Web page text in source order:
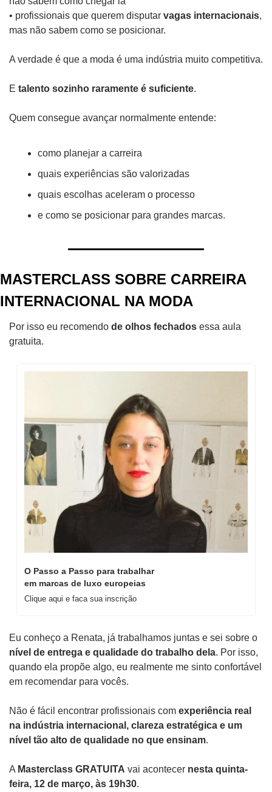
• profissionais que querem disputar vagas internacionais,
mas não sabem como se posicionar.
A verdade é que a moda é uma indústria muito competitiva.
E talento sozinho raramente é suficiente.
Quem consegue avançar normalmente entende:
como planejar a carreira
quais experiências são valorizadas
quais escolhas aceleram o processo
e como se posicionar para grandes marcas.
MASTERCLASS SOBRE CARREIRA
INTERNACIONAL NA MODA
Por isso eu recomendo de olhos fechados essa aula
gratuita.
O Passo a Passo para trabalhar
em marcas de luxo europeias
Clique aqui e faca sua inscrição
Eu conheço a Renata, já trabalhamos juntas e sei sobre o
nível de entrega e qualidade do trabalho dela. Por isso,
quando ela propõe algo, eu realmente me sinto confortável
em recomendar para vocês.
Não é fácil encontrar profissionais com experiência real
na indústria internacional, clareza estratégica e um
nível tão alto de qualidade no que ensinam.
A Masterclass GRATUITA vai acontecer nesta quinta-
feira, 12 de março, às 19h30.